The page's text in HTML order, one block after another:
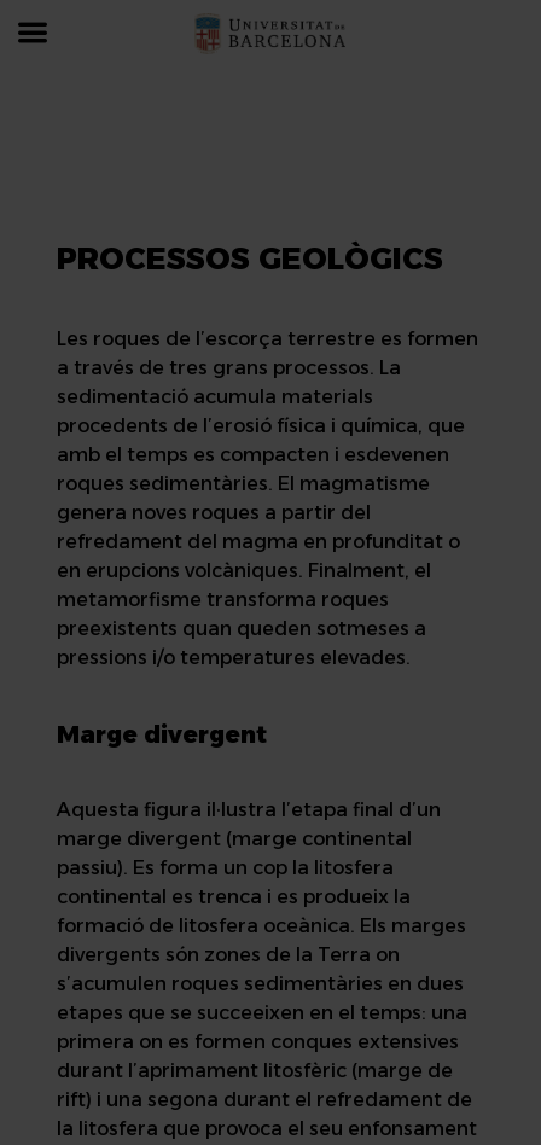
PROCESSOS GEOLÒGICS
Les roques de l’escorça terrestre es formen
a través de tres grans processos. La
sedimentació acumula materials
procedents de l’erosió física i química, que
amb el temps es compacten i esdevenen
roques sedimentàries. El magmatisme
genera noves roques a partir del
refredament del magma en profunditat o
en erupcions volcàniques. Finalment, el
metamorfisme transforma roques
preexistents quan queden sotmeses a
pressions i/o temperatures elevades.
Marge divergent
Aquesta figura il·lustra l’etapa final d’un
marge divergent (marge continental
passiu). Es forma un cop la litosfera
continental es trenca i es produeix la
formació de litosfera oceànica. Els marges
divergents són zones de la Terra on
s’acumulen roques sedimentàries en dues
etapes que se succeeixen en el temps: una
primera on es formen conques extensives
durant l’aprimament litosfèric (marge de
rift) i una segona durant el refredament de
la litosfera que provoca el seu enfonsament